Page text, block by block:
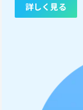
詳しく見る